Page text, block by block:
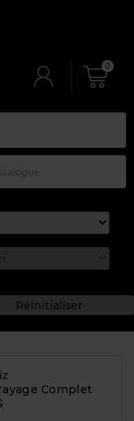
0
Complet